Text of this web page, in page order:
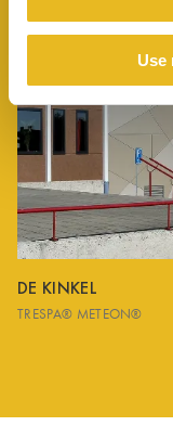
Use
DE KINKEL
TRESPA® METEON®